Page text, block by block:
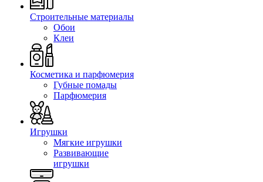
Строительные материалы
Обои
Клеи
Косметика и парфюмерия
Губные помады
Парфюмерия
Игрушки
Мягкие игрушки
Развивающие
игрушки